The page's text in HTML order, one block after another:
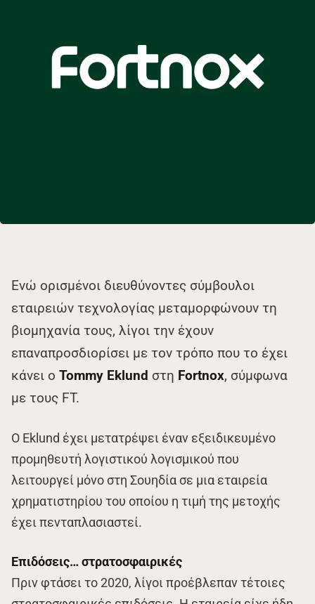
Ενώ ορισμένοι διευθύνοντες σύμβουλοι
εταιρειών τεχνολογίας μεταμορφώνουν τη
βιομηχανία τους, λίγοι την έχουν
επαναπροσδιορίσει με τον τρόπο που το έχει
κάνει ο Tommy Eklund στη Fortnox, σύμφωνα
με τους FT.
Ο Eklund έχει μετατρέψει έναν εξειδικευμένο
προμηθευτή λογιστικού λογισμικού που
λειτουργεί μόνο στη Σουηδία σε μια εταιρεία
χρηματιστηρίου του οποίου η τιμή της μετοχής
έχει πενταπλασιαστεί.
Επιδόσεις… στρατοσφαιρικές
Πριν φτάσει το 2020, λίγοι προέβλεπαν τέτοιες